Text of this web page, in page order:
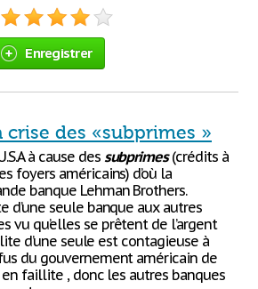
Enregistrer
crise des «subprimes »
à cause des subprimes(crédits à
foyers américains) d’où la
banque Lehman Brothers.
d’une seule banque aux autres
vu qu’elles se prêtent de l’argent
d’une seule est contagieuse à
du gouvernement américain de
faillite , donc les autres banques